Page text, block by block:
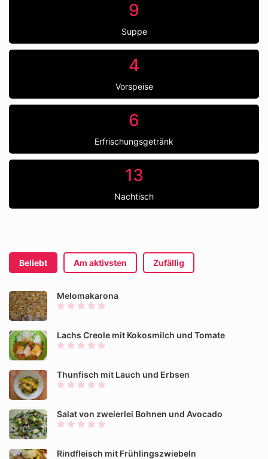
9
Suppe
4
Vorspeise
6
Erfrischungsgetränk
13
Nachtisch
Beliebt Am aktivsten Zufällig
Melomakarona
Lachs Creole mit Kokosmilch und Tomate
Thunfisch mit Lauch und Erbsen
Salat von zweierlei Bohnen und Avocado
Rindfleisch mit Frühlingszwiebeln